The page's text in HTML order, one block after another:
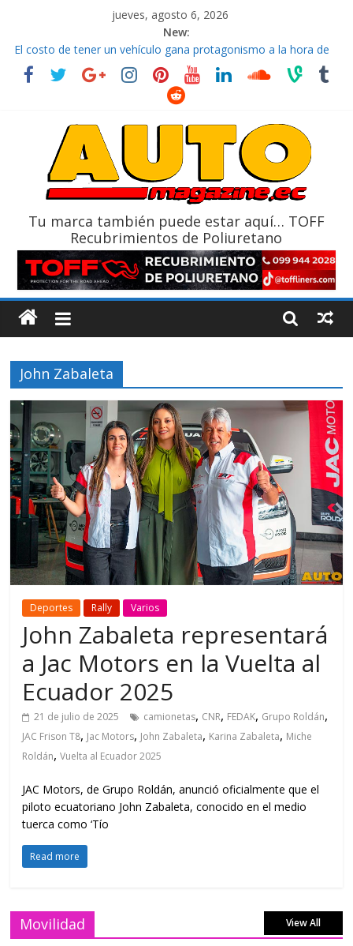
jueves, agosto 6, 2026
New:
El costo de tener un vehículo gana protagonismo a la hora de
decidir
Ultima película ‘Spider‑Man: Brand New Day’ pone en escena a
La Vuelta al Ecuador 2026, edición 47ª, recorre 7 provincias en 8
La FEDAK recibe 12 Sinotruk Bolden para cubrir las rutas de La
Tu marca también puede estar aquí… TOFF
Recubrimientos de Poliuretano
John Zabaleta
Deportes Rally Varios
John Zabaleta representará
a Jac Motors en la Vuelta al
Ecuador 2025
21 de julio de 2025 camionetas, CNR, FEDAK, Grupo Roldán,
JAC Frison T8, Jac Motors, John Zabaleta, Karina Zabaleta, Miche
Roldán,Vuelta al Ecuador 2025
JAC Motors, de Grupo Roldán, anunció oficialmente que el
piloto ecuatoriano John Zabaleta, conocido en el medio
tuerca como ‘Tío
Read more
Movilidad View All